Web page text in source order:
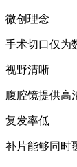
微创理念
手术切口仅为
视野清晰
腹腔镜提供高
复发率低
补片能够同时